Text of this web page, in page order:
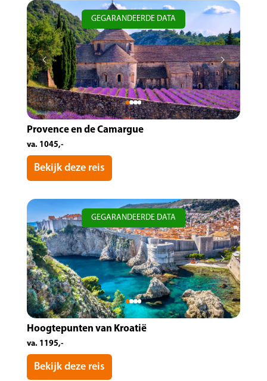
GEGARANDEERDE DATA
Provence en de Camargue
va. 1045,-
Bekijk deze reis
GEGARANDEERDE DATA
Hoogtepunten van Kroatië
va. 1195,-
Bekijk deze reis